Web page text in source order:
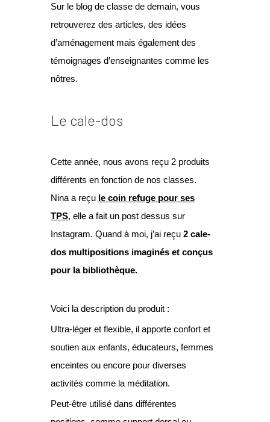
Sur le blog de classe de demain, vous
retrouverez des articles, des idées
d’aménagement mais également des
témoignages d’enseignantes comme les
nôtres.
Le cale-dos
Cette année, nous avons reçu 2 produits
différents en fonction de nos classes.
Nina a reçu le coin refuge pour ses
TPS, elle a fait un post dessus sur
Instagram. Quand à moi, j’ai reçu 2 cale-
dos multipositions imaginés et conçus
pour la bibliothèque.
Voici la description du produit :
Ultra-léger et flexible, il apporte confort et
soutien aux enfants, éducateurs, femmes
enceintes ou encore pour diverses
activités comme la méditation.
Peut-être utilisé dans différentes